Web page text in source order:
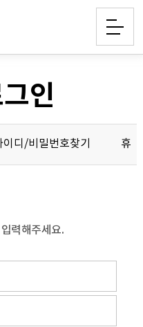
인
이디/비밀번호찾기 휴
력해주세요.